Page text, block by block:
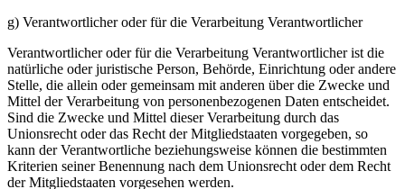
g) Verantwortlicher oder für die Verarbeitung Verantwortlicher
Verantwortlicher oder für die Verarbeitung Verantwortlicher ist die
natürliche oder juristische Person, Behörde, Einrichtung oder andere
Stelle, die allein oder gemeinsam mit anderen über die Zwecke und
Mittel der Verarbeitung von personenbezogenen Daten entscheidet.
Sind die Zwecke und Mittel dieser Verarbeitung durch das
Unionsrecht oder das Recht der Mitgliedstaaten vorgegeben, so
kann der Verantwortliche beziehungsweise können die bestimmten
Kriterien seiner Benennung nach dem Unionsrecht oder dem Recht
der Mitgliedstaaten vorgesehen werden.